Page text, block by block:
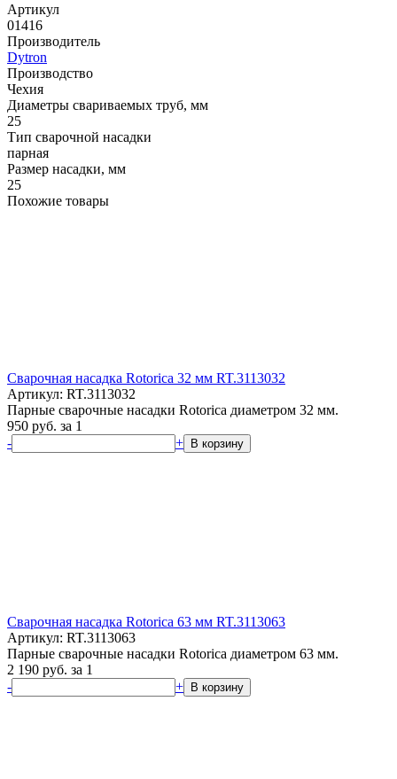
Артикул
01416
Производитель
Dytron
Производство
Чехия
Диаметры свариваемых труб, мм
25
Тип сварочной насадки
парная
Размер насадки, мм
25
Похожие товары
Сварочная насадка Rotorica 32 мм RT.3113032
Артикул: RT.3113032
Парные сварочные насадки Rotorica диаметром 32 мм.
950 руб. за 1
-
+ В корзину
Сварочная насадка Rotorica 63 мм RT.3113063
Артикул: RT.3113063
Парные сварочные насадки Rotorica диаметром 63 мм.
2 190 руб. за 1
-
+ В корзину